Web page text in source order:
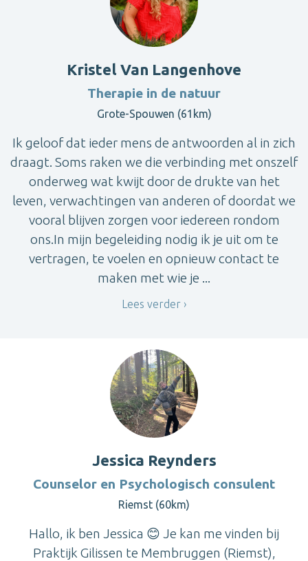
Kristel Van Langenhove
Therapie in de natuur
Grote-Spouwen (61km)
Ik geloof dat ieder mens de antwoorden al in zich
draagt. Soms raken we die verbinding met onszelf
onderweg wat kwijt door de drukte van het
leven, verwachtingen van anderen of doordat we
vooral blijven zorgen voor iedereen rondom
ons.In mijn begeleiding nodig ik je uit om te
vertragen, te voelen en opnieuw contact te
maken met wie je ...
Lees verder
Jessica Reynders
Counselor en Psychologisch consulent
Riemst (60km)
Hallo, ik ben Jessica 😊 Je kan me vinden bij
Praktijk Gilissen te Membruggen (Riemst),